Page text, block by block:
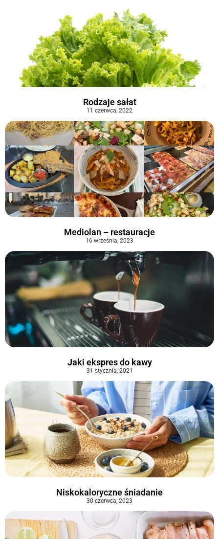
Rodzaje sałat
11 czerwca, 2022
Mediolan – restauracje
16 września, 2023
Jaki ekspres do kawy
31 stycznia, 2021
Niskokaloryczne śniadanie
30 czerwca, 2023